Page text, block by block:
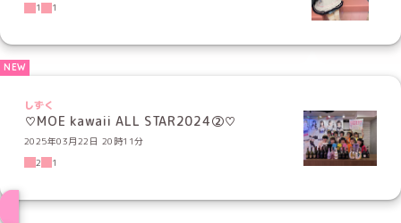
1
1
しずく
♡MOE kawaii ALL STAR2024②♡
2025年03月22日 20時11分
2
1